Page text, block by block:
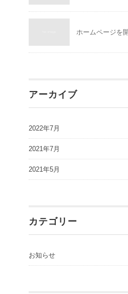
ホームページを
アーカイブ
2022年7月
2021年7月
2021年5月
カテゴリー
お知らせ